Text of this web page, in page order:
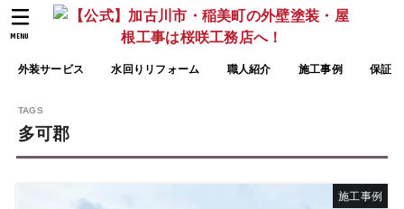
外装サービス 水回りリフォーム 職人紹介 施工事例 保証
MENU
多可郡
施工事例